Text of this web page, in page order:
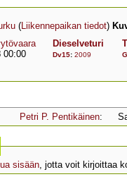
(Liikennepaikan tiedot)
00:00
Dieselveturi
Dv15: 2009
Petri P. Pentikäinen:
sisään, jotta voit kirjoittaa